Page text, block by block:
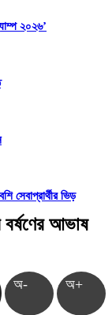
২০২৬’
সেবাপ্রার্থীর ভিড়
বর্ষণের আভাষ
অ- অ+